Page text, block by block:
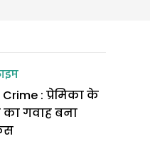
Crime : प्रेमिका के
गवाह बना